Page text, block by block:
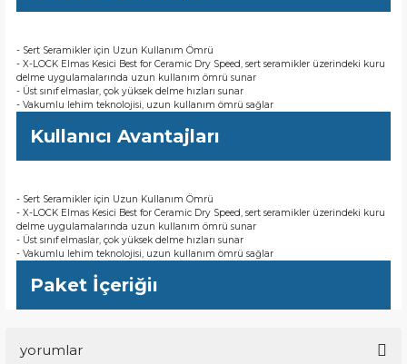
- Sert Seramikler için Uzun Kullanım Ömrü
- X-LOCK Elmas Kesici Best for Ceramic Dry Speed, sert seramikler üzerindeki kuru
delme uygulamalarında uzun kullanım ömrü sunar
- Üst sınıf elmaslar, çok yüksek delme hızları sunar
- Vakumlu lehim teknolojisi, uzun kullanım ömrü sağlar
Kullanıcı Avantajları
- Sert Seramikler için Uzun Kullanım Ömrü
- X-LOCK Elmas Kesici Best for Ceramic Dry Speed, sert seramikler üzerindeki kuru
delme uygulamalarında uzun kullanım ömrü sunar
- Üst sınıf elmaslar, çok yüksek delme hızları sunar
- Vakumlu lehim teknolojisi, uzun kullanım ömrü sağlar
Paket İçeriğiı
yorumlar